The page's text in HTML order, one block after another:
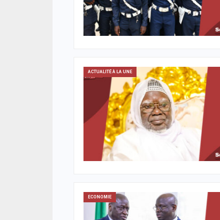
ACTUALITÉ À LA UNE
ECONOMIE
05/08/2026 à 08:57
ACTUALITÉ À LA UNE
05/08/2026 à 08:49
ACTUALITÉ À LA UNE
Touba renforce son dispositif sécuritaire
avec l’ouverture du commissariat de
Touba Tawfekh
05/08/2026 à 08:42
07/
244
07/
06/